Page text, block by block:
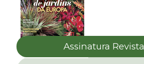
Assinatura Revista